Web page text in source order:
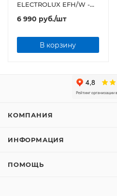
ELECTROLUX EFH/W -
6 990 руб./шт
В корзину
КОМПАНИЯ
ИНФОРМАЦИЯ
ПОМОЩЬ